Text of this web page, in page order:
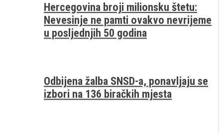
Hercegovina broji milionsku štetu:
Nevesinje ne pamti ovakvo nevrijeme
u posljednjih 50 godina
Odbijena žalba SNSD-a, ponavljaju se
izbori na 136 biračkih mjesta